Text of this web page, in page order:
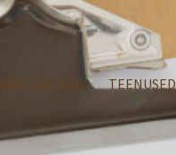
TOOTED! TEENUSED